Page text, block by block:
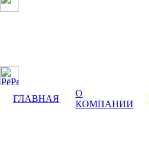
ГЛАВНАЯ
О
КОМПАНИИ